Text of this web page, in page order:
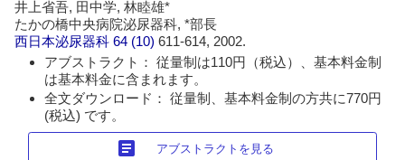
井上省吾, 田中学, 林睦雄*
たかの橋中央病院泌尿器科, *部長
西日本泌尿器科 64 (10)611-614, 2002.
アブストラクト： 従量制は110円（税込）、基本料金制
は基本料金に含まれます。
全文ダウンロード： 従量制、基本料金制の方共に770円
(税込) です。
article アブストラクトを見る